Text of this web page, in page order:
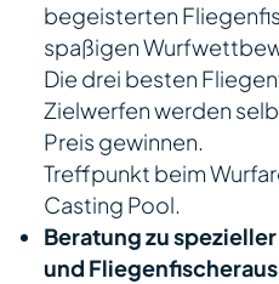
begeisterten
spaßigen
Die drei besten
Zielwerfen werden
Preis gewinnen.
Treffpunkt beim
Casting Pool.
Beratung zu
und